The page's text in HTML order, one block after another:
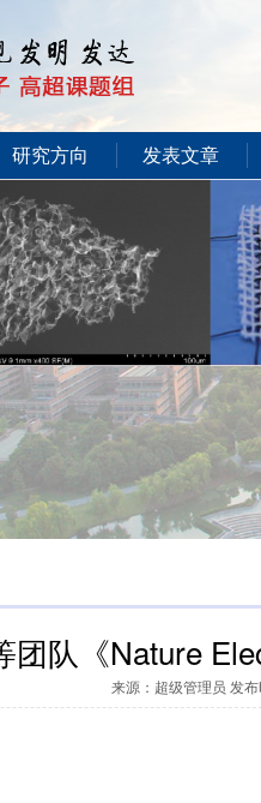
研究方向 发表文章
团队《Nature
来源：超级管理员 发